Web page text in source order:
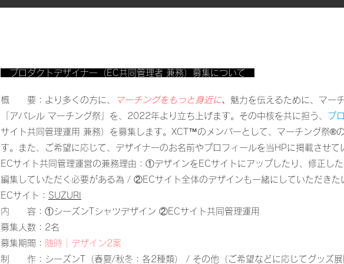
プロダクトデザイナー（EC共同管理者 兼務）募集について
概 要：より多くの方に、 マーチングをもっと身近に、 魅力を伝えるために、マー
「アパレル マーチング祭」を、2022年より立ち上げます。その中核を共に担う、 プ
サイト共同管理運用 兼務）を募集します。XCT™️のメンバーとして、マーチング祭®︎
す。また、ご希望に応じて、デザイナーのお名前やプロフィールを当HPに掲載させて
ECサイト共同管理運営の兼務理由：①デザインをECサイトにアップしたり、修正し
編集していただく必要がある為 / ②ECサイト全体のデザインも一緒にしていただきた
ECサイト： SUZURI
内 容：①シーズンTシャツデザイン ②ECサイト共同管理運用
募集人数：2名
​募集期間：
随時｜デザイン2案
制 作：シーズンT（春夏/秋冬：各2種類） / その他（ご希望などに応じてグッズ展